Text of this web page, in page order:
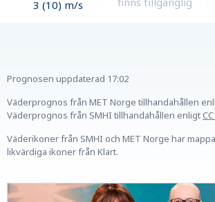
3 (10) m/s
Prognosen uppdaterad 17:02
Väderprognos från MET Norge tillhandahållen
Väderprognos från SMHI tillhandahållen enligt
Väderikoner från SMHI och MET Norge har
likvärdiga ikoner från Klart.